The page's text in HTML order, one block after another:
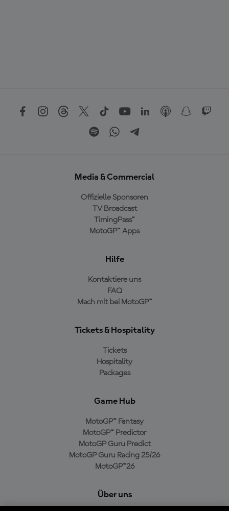
Media & Commercial
Offizielle Sponsoren
TV Broadcast
TimingPass™
MotoGP™ Apps
Hilfe
Kontaktiere uns
FAQ
Mach mit bei MotoGP™
Tickets & Hospitality
Tickets
Hospitality
Packages
Game Hub
MotoGP™ Fantasy
MotoGP™ Predictor
MotoGP Guru Predict
MotoGP Guru Racing 25/26
MotoGP™26
Über uns